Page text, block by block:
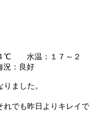
℃ 水温：１７～２
：良好
ました。
れでも昨日よりキレイで